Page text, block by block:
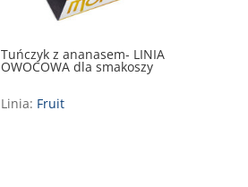
Tuńczyk z ananasem- LINIA
OWOCOWA dla smakoszy
Linia: Fruit